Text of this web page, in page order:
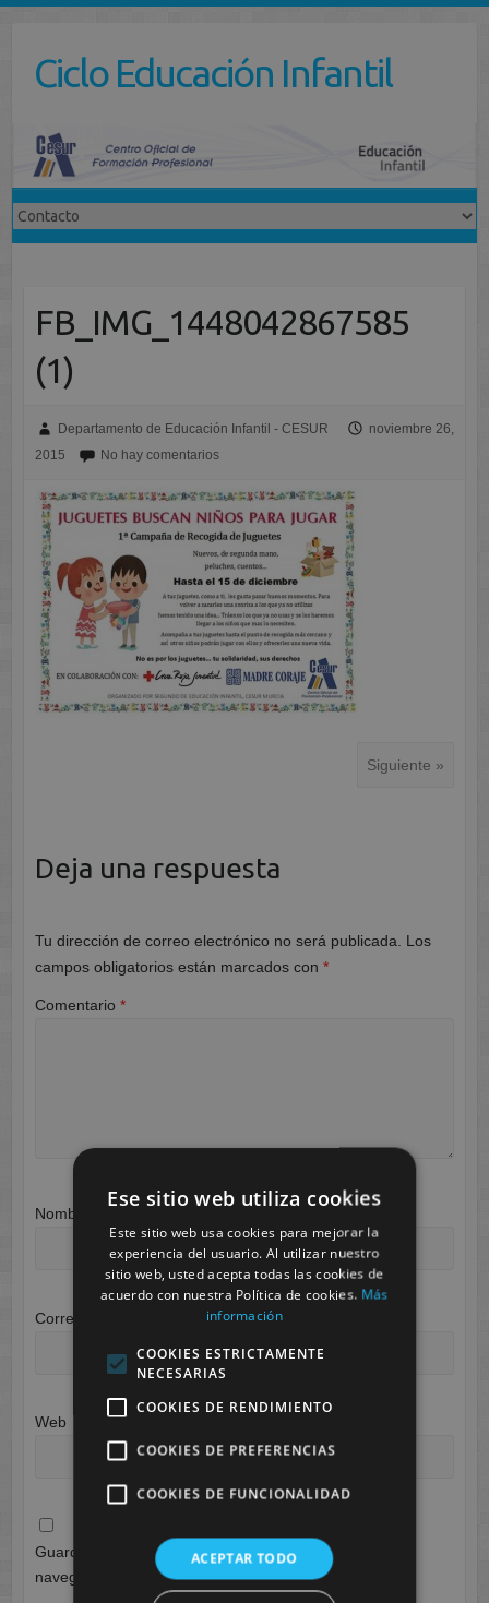
contenidoCiclo Educación Infantil
FB_IMG_1448042867585
(1)
Departamento de Educación Infantil - CESUR
noviembre 26,
2015
No hay comentarios
Siguiente »
Deja una respuesta
Tu dirección de correo electrónico no será publicada.
Los
campos obligatorios están marcados con *
Comentario *
Nombre
Correo electrónico
Web
Guarda mi nombre, correo electrónico y web en este
navegador para la próxima vez que comente.
Ese sitio web utiliza cookies
Este sitio web usa cookies para mejorar la
experiencia del usuario. Al utilizar nuestro
sitio web, usted acepta todas las cookies de
acuerdo con nuestra Política de cookies. Más
información
COOKIES ESTRICTAMENTE
NECESARIAS
COOKIES DE RENDIMIENTO
COOKIES DE PREFERENCIAS
COOKIES DE FUNCIONALIDAD
ACEPTAR TODO